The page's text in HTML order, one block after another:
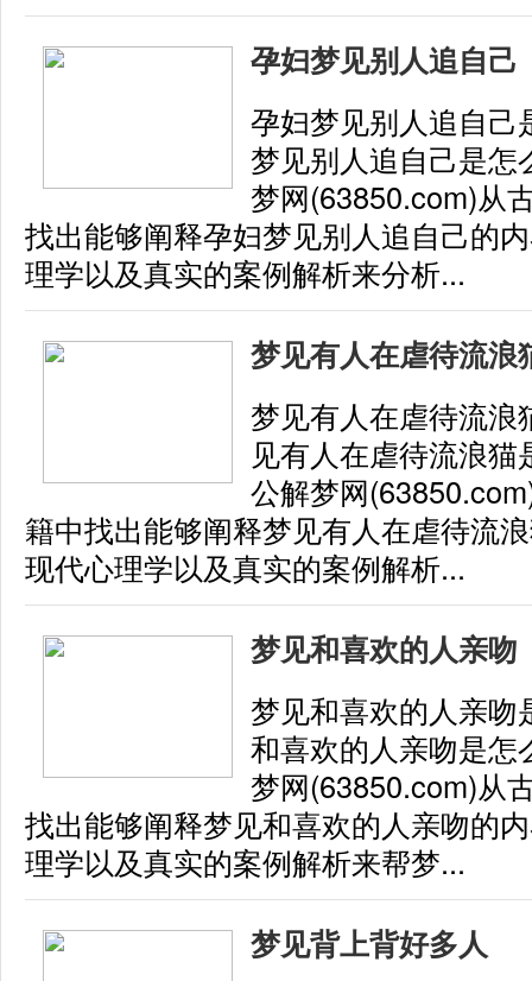
孕妇梦见别人追自己
孕妇梦见别人追自己
梦见别人追自己是怎
梦网(63850.com)从
找出能够阐释孕妇梦见别人追自己的
理学以及真实的案例解析来分析...
梦见有人在虐待流浪
梦见有人在虐待流浪
见有人在虐待流浪
公解梦网
籍中找出能够阐释梦见有人在虐待流
现代心理学以及真实的案例解析...
梦见和喜欢的人亲吻
梦见和喜欢的人亲吻
和喜欢的人亲吻是怎
梦网(63850.com)从
找出能够阐释梦见和喜欢的人亲吻的
理学以及真实的案例解析来帮梦...
梦见背上背好多人